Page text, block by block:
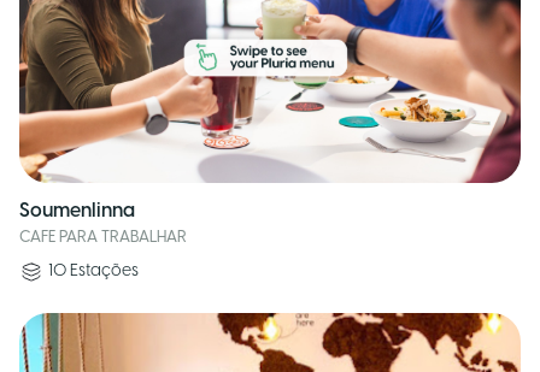
Soumenlinna
CAFE PARA TRABALHAR
10 Estações